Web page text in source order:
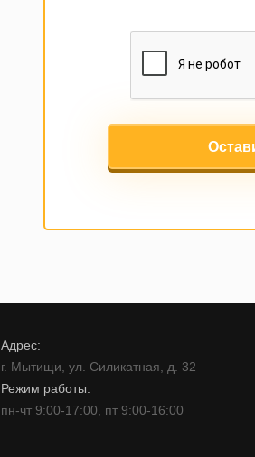
Адрес:
г. Мытищи, ул. Силикатная, д. 32
Режим работы:
пн-чт 9:00-17:00, пт 9:00-16:00